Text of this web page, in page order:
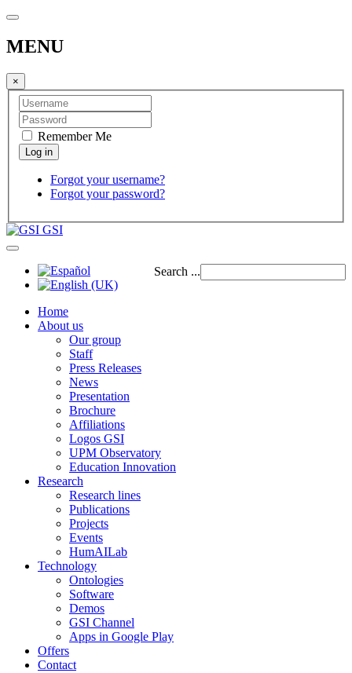
MENU
×
Remember Me
Forgot your username?
Forgot your password?
GSI
Search ...
Home
About us
Our group
Staff
Press Releases
News
Presentation
Brochure
Affiliations
Logos GSI
UPM Observatory
Education Innovation
Research
Research lines
Publications
Projects
Events
HumAILab
Technology
Ontologies
Software
Demos
GSI Channel
Apps in Google Play
Offers
Contact